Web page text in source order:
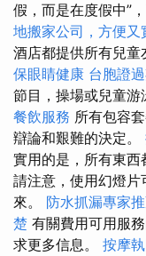
假，而是在度假中”
地搬家公司，方便又
酒店都提供所有兒童
保眼睛健康 台胞證
節目，操場或兒童游
餐飲服務 所有包容
辯論和艱難的決定。
實用的是，所有東西
請注意，使用幻燈
來。 防水抓漏專家
楚 有關費用可用服
求更多信息。 按摩